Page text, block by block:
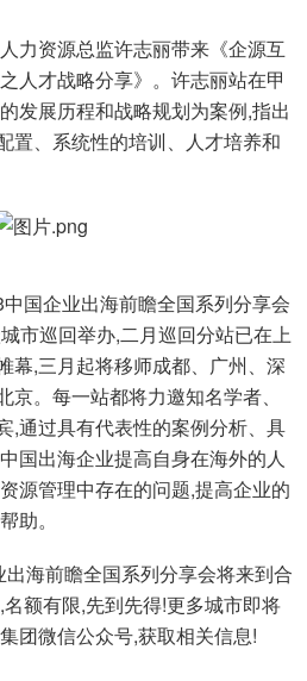
力资源总监许志丽带来《企源互
才战略分享》。许志丽站在甲
发展历程和战略规划为案例,指出
置、系统性的培训、人才培养和
国企业出海前瞻全国系列分享会
市巡回举办,二月巡回分站已在上
幕,三月起将移师成都、广州、深
。每一站都将力邀知名学者、
,通过具有代表性的案例分析、具
国出海企业提高自身在海外的人
源管理中存在的问题,提高企业的
助。
海前瞻全国系列分享会将来到合
额有限,先到先得!更多城市即将
团微信公众号,获取相关信息!